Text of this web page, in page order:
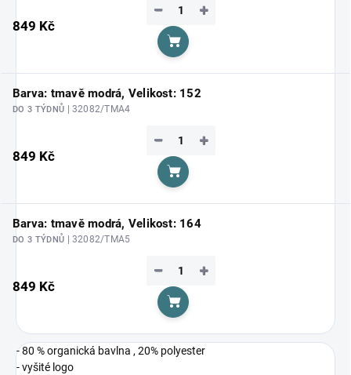
849 Kč
+
−
Do košíku
Barva: tmavě modrá, Velikost: 152
DO 3 TÝDNŮ | 32082/TMA4
849 Kč
+
−
Do košíku
Barva: tmavě modrá, Velikost: 164
DO 3 TÝDNŮ | 32082/TMA5
849 Kč
+
−
Do košíku
- 80 % organická bavlna , 20% polyester
- vyšité logo